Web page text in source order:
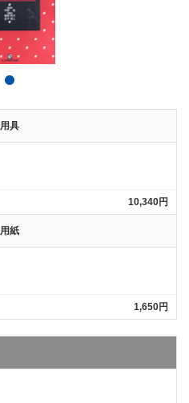
用具
10,340円
用紙
1,650円